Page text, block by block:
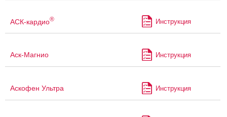
АСК-кардио® Инструкция
Аск-Магнио Инструкция
Аскофен Ультра Инструкция